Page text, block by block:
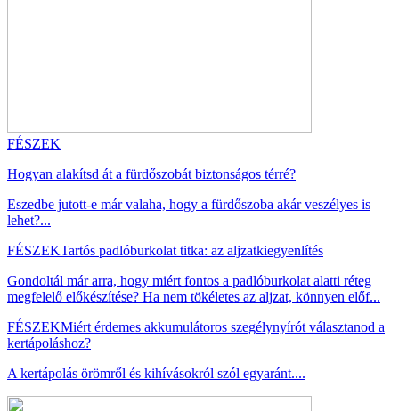
FÉSZEK
Hogyan alakítsd át a fürdőszobát biztonságos térré?
Eszedbe jutott-e már valaha, hogy a fürdőszoba akár veszélyes is
lehet?...
FÉSZEKTartós padlóburkolat titka: az aljzatkiegyenlítés
Gondoltál már arra, hogy miért fontos a padlóburkolat alatti réteg
megfelelő előkészítése? Ha nem tökéletes az aljzat, könnyen előf...
FÉSZEKMiért érdemes akkumulátoros szegélynyírót választanod a
kertápoláshoz?
A kertápolás örömről és kihívásokról szól egyaránt....